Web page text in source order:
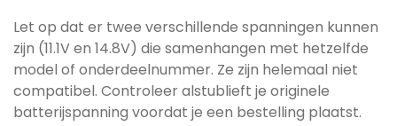
Let op dat er twee verschillende spanningen kunnen
zijn (11.1V en 14.8V) die samenhangen met hetzelfde
model of onderdeelnummer. Ze zijn helemaal niet
compatibel. Controleer alstublieft je originele
batterijspanning voordat je een bestelling plaatst.